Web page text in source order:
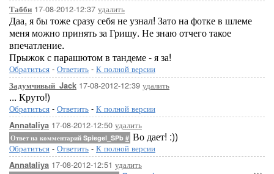
Табби 17-08-2012-12:37 удалить
Даа, я бы тоже сразу себя не узнал! Зато на фотке в шлеме
меня можно принять за Гришу. Не знаю отчего такое
впечатление.
Прыжок с парашютом в тандеме - я за!
Обратиться - Ответить - К полной версии
Задумчивый_Jack 17-08-2012-12:39 удалить
... Круто!)
Обратиться - Ответить - К полной версии
Annataliya 17-08-2012-12:50 удалить
Ответ на комментарий Spiegel_SPb # Во дает! :))
Обратиться - Ответить - К полной версии
Annataliya 17-08-2012-12:51 удалить